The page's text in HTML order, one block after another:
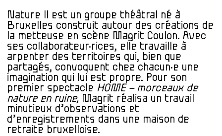
Nature II est un groupe théâtral né à
Bruxelles construit autour des créations de
la metteuse en scène Magrit Coulon. Avec
ses collaborateur·rices, elle travaille à
arpenter des territoires qui, bien que
partagés, convoquent chez chacun·e une
imagination qui lui est propre. Pour son
premier spectacle HOME – morceaux de
nature en ruine, Magrit réalisa un travail
minutieux d’observations et
d’enregistrements dans une maison de
retraite bruxelloise.